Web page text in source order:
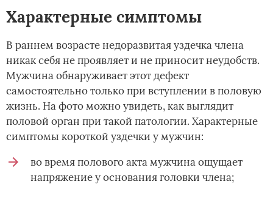
Характерные симптомы
В раннем возрасте недоразвитая уздечка члена
никак себя не проявляет и не приносит неудобств.
Мужчина обнаруживает этот дефект
самостоятельно только при вступлении в половую
жизнь. На фото можно увидеть, как выглядит
половой орган при такой патологии. Характерные
симптомы короткой уздечки у мужчин:
во время полового акта мужчина ощущает
напряжение у основания головки члена;